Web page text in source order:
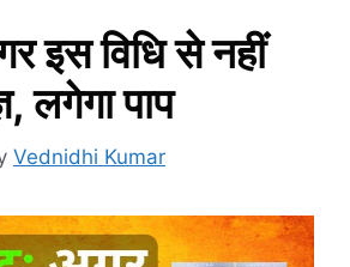
इस विधि से नहीं
लगेगा पाप
Vednidhi Kumar